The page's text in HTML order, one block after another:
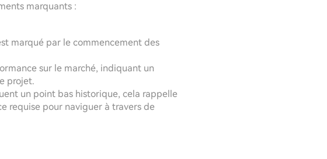
marquants :
marqué par le commencement des
sur le marché, indiquant un
projet.
un point bas historique, cela rappelle
requise pour naviguer à travers de